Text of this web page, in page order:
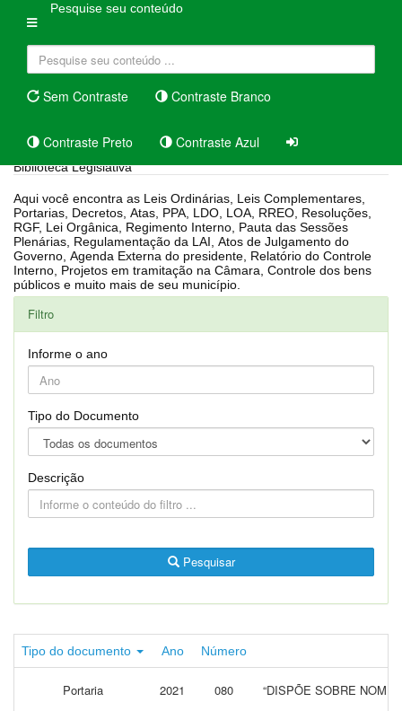
Pesquise seu conteúdo
Sem Contraste Contraste Branco
Contraste Preto Contraste Azul
Biblioteca Legislativa
Aqui você encontra as Leis Ordinárias, Leis Complementares,
Portarias, Decretos, Atas, PPA, LDO, LOA, RREO, Resoluções,
RGF, Lei Orgânica, Regimento Interno, Pauta das Sessões
Plenárias, Regulamentação da LAI, Atos de Julgamento do
Governo, Agenda Externa do presidente, Relatório do Controle
Interno, Projetos em tramitação na Câmara, Controle dos bens
públicos e muito mais de seu município.
Filtro
Informe o ano
Tipo do Documento
Descrição
Pesquisar
Tipo do documento Ano Número
Portaria 2021 080 “DISPÕE SOBRE